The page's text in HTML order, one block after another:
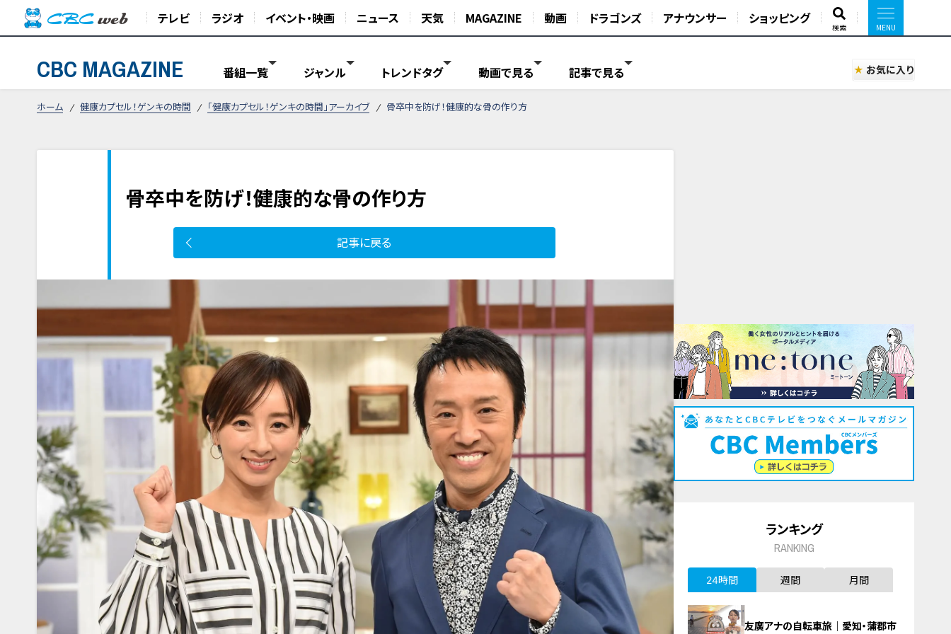
テレビ ラジオ イベント・映画 ニュース 天気 MAGAZINE 動画 ドラゴンズ アナウンサー ショッピング
検索
CBC MAGAZINE 番組一覧 ジャンル トレンドタグ 動画で見る 記事で見る お気に入り
ホーム 健康カプセル！ゲンキの時間 「健康カプセル！ゲンキの時間」アーカイブ 骨卒中を防げ！健康的な骨の作り方
骨卒中を防げ！健康的な骨の作り方
記事に戻る
ランキング
RANKING
24時間 週間 月間
友廣アナの自転車旅｜愛知・蒲郡市